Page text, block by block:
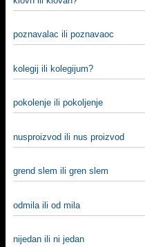
poznavalac ili poznavaoc
kolegij ili kolegijum?
pokolenje ili pokoljenje
nusproizvod ili nus proizvod
grend slem ili gren slem
odmila ili od mila
nijedan ili ni jedan